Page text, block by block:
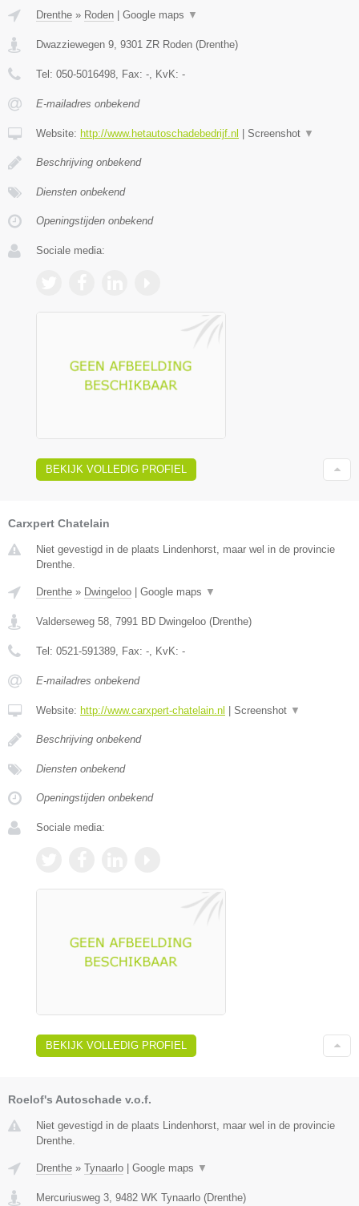
Drenthe » Roden Google maps ▼
Dwazziewegen 9 9301 ZR Roden (Drenthe)
Tel: 050-5016498 , Fax: - , KvK: -
E-mailadres onbekend
Website: http://www.hetautoschadebedrijf.nl Screenshot ▼
Beschrijving onbekend
Diensten onbekend
Openingstijden onbekend
Sociale media:
BEKIJK VOLLEDIG PROFIEL
Carxpert Chatelain
Niet gevestigd in de plaats Lindenhorst, maar wel in de provincie
Drenthe.
Drenthe » Dwingeloo | Google maps ▼
Valderseweg 58 7991 BD Dwingeloo (Drenthe)
Tel: 0521-591389 , Fax: - , KvK: -
E-mailadres onbekend
Website: http://www.carxpert-chatelain.nl | Screenshot ▼
Beschrijving onbekend
Diensten onbekend
Openingstijden onbekend
Sociale media:
BEKIJK VOLLEDIG PROFIEL
Roelof's Autoschade v.o.f.
Niet gevestigd in de plaats Lindenhorst, maar wel in de provincie
Drenthe.
Drenthe » Tynaarlo Google maps ▼
Mercuriusweg 3, 9482 WK Tynaarlo (Drenthe)